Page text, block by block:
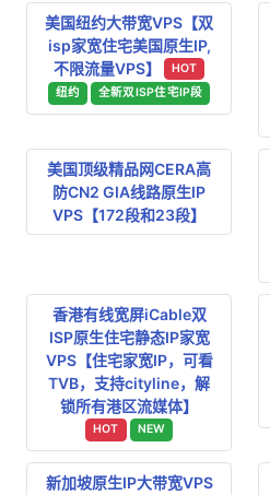
美国纽约大带宽VPS【双
isp家宽住宅美国原生IP,
不限流量VPS】
HOT
纽约
全新双ISP住宅IP段
美国顶级精品网CERA高
防CN2 GIA线路原生IP
VPS【172段和23段】
香港有线宽屏iCable双
ISP原生住宅静态IP家宽
VPS【住宅家宽IP，可看
TVB，支持cityline，解
锁所有港区流媒体】
HOT NEW
新加坡原生IP大带宽VPS